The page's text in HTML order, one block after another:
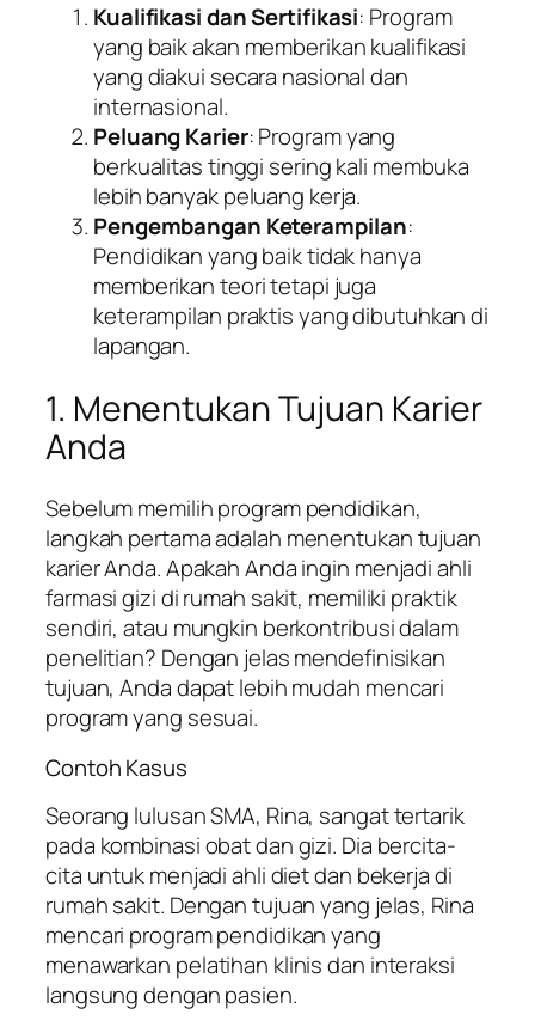
Kualifikasi dan Sertifikasi: Program
yang baik akan memberikan kualifikasi
yang diakui secara nasional dan
internasional.
Peluang Karier: Program yang
berkualitas tinggi sering kali membuka
lebih banyak peluang kerja.
Pengembangan Keterampilan:
Pendidikan yang baik tidak hanya
memberikan teori tetapi juga
keterampilan praktis yang dibutuhkan di
lapangan.
1. Menentukan Tujuan Karier
Anda
Sebelum memilih program pendidikan,
langkah pertama adalah menentukan tujuan
karier Anda. Apakah Anda ingin menjadi ahli
farmasi gizi di rumah sakit, memiliki praktik
sendiri, atau mungkin berkontribusi dalam
penelitian? Dengan jelas mendefinisikan
tujuan, Anda dapat lebih mudah mencari
program yang sesuai.
Contoh Kasus
Seorang lulusan SMA, Rina, sangat tertarik
pada kombinasi obat dan gizi. Dia bercita-
cita untuk menjadi ahli diet dan bekerja di
rumah sakit. Dengan tujuan yang jelas, Rina
mencari program pendidikan yang
menawarkan pelatihan klinis dan interaksi
langsung dengan pasien.